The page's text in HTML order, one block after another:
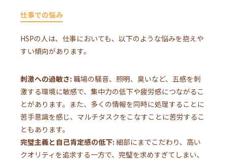
仕事での悩み
HSPの人は、仕事においても、以下のような悩みを抱えや
すい傾向があります。
刺激への過敏さ: 職場の騒音、照明、臭いなど、五感を刺
激する環境に敏感で、集中力の低下や疲労感につながるこ
とがあります。また、多くの情報を同時に処理することに
苦手意識を感じ、マルチタスクをこなすことに苦労するこ
ともあります。
完璧主義と自己肯定感の低下: 細部にまでこだわり、高い
クオリティを追求する一方で、完璧を求めすぎてしまい、